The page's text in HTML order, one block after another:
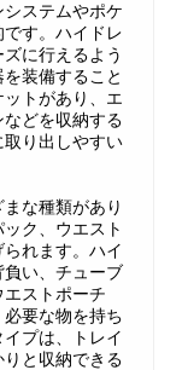
ステムやポケ
す。ハイドレ
に行えるよう
装備すること
トがあり、エ
どを収納する
り出しやすい
な種類があり
ク、ウエスト
れます。ハイ
負い、チューブ
ストポーチ
要な物を持ち
プは、トレイ
と収納できる